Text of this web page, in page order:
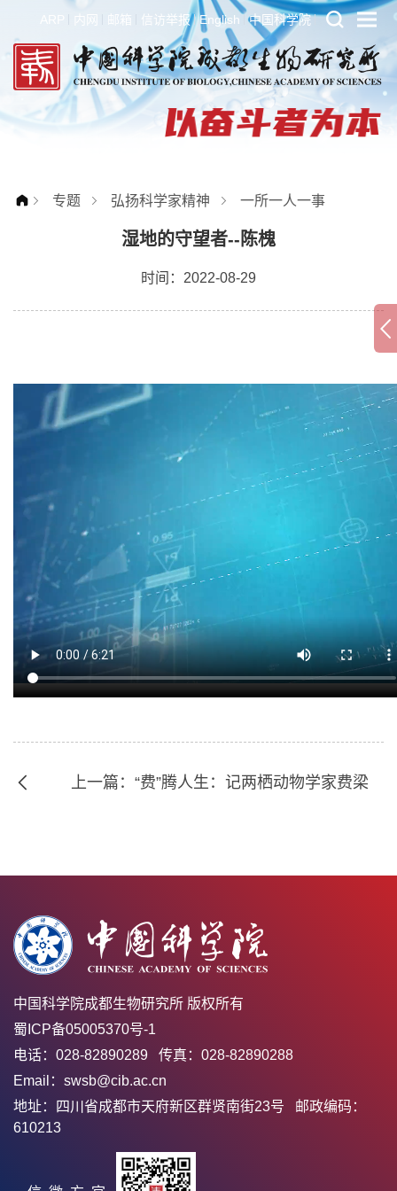
ARP 内网 邮箱 信访举报 English 中国科学院
专题 弘扬科学家精神 一所一人一事
湿地的守望者--陈槐
时间：2022-08-29
上一篇：“费”腾人生：记两栖动物学家费梁
中国科学院成都生物研究所 版权所有
蜀ICP备05005370号-1
电话：028-82890289 传真：028-82890288
Email：swsb@cib.ac.cn
地址：四川省成都市天府新区群贤南街23号 邮政编码：
610213